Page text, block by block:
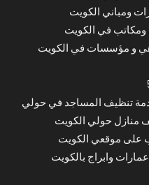
ومباني الكويت
في الكويت
و مؤسسات في الكويت
منازل حولي الكويت
على موقعي الكويت
وابراج بالكويت